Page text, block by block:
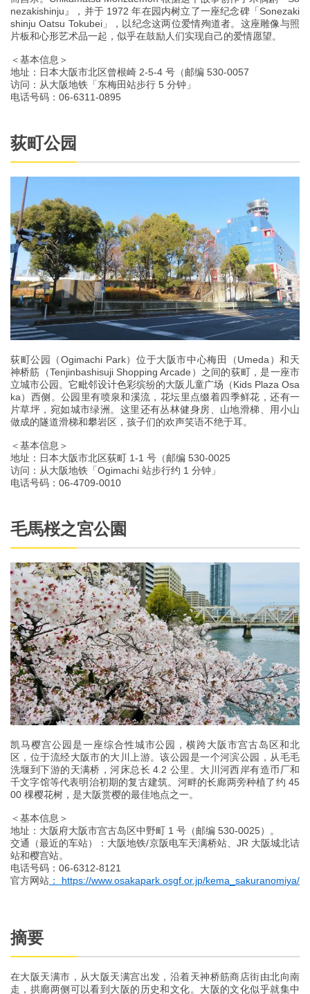
nezakishinju』，并于 1972 年在园内树立了一座纪念碑「Sonezaki
shinju Oatsu Tokubei」，以纪念这两位爱情殉道者。这座雕像与照
片板和心形艺术品一起，似乎在鼓励人们实现自己的爱情愿望。
＜基本信息＞
地址：日本大阪市北区曾根崎 2-5-4 号（邮编 530-0057
访问：从大阪地铁「东梅田站步行 5 分钟」
电话号码：06-6311-0895
荻町公园
荻町公园（Ogimachi Park）位于大阪市中心梅田（Umeda）和天
神桥筋（Tenjinbashisuji Shopping Arcade）之间的荻町，是一座市
立城市公园。它毗邻设计色彩缤纷的大阪儿童广场（Kids Plaza Osa
ka）西侧。公园里有喷泉和溪流，花坛里点缀着四季鲜花，还有一
片草坪，宛如城市绿洲。这里还有丛林健身房、山地滑梯、用小山
做成的隧道滑梯和攀岩区，孩子们的欢声笑语不绝于耳。
＜基本信息＞
地址：日本大阪市北区荻町 1-1 号（邮编 530-0025
访问：从大阪地铁「Ogimachi 站步行约 1 分钟」
电话号码：06-4709-0010
毛馬桜之宮公園
凯马樱宫公园是一座综合性城市公园，横跨大阪市宫古岛区和北
区，位于流经大阪市的大川上游。该公园是一个河滨公园，从毛毛
洗堰到下游的天满桥，河床总长 4.2 公里。大川河西岸有造币厂和
千文字馆等代表明治初期的复古建筑。河畔的长廊两旁种植了约 45
00 棵樱花树，是大阪赏樱的最佳地点之一。
＜基本信息＞
地址：大阪府大阪市宫古岛区中野町 1 号（邮编 530-0025）。
交通（最近的车站）：大阪地铁/京阪电车天满桥站、JR 大阪城北诘
站和樱宫站。
电话号码：06-6312-8121
官方网站 ： https://www.osakapark.osgf.or.jp/kema_sakuranomiya/
摘要
在大阪天满市，从大阪天满宫出发，沿着天神桥筋商店街由北向南
走，拱廊两侧可以看到大阪的历史和文化。大阪的文化似乎就集中